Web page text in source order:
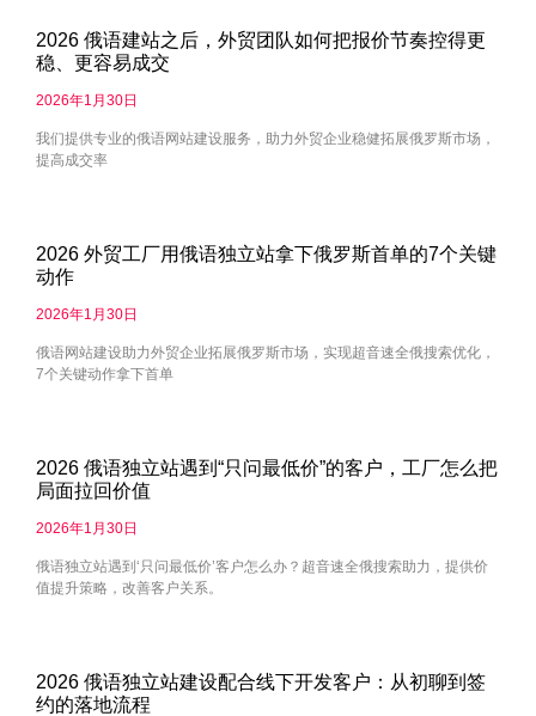
2026 俄语建站之后，外贸团队如何把报价节奏控得更
稳、更容易成交
2026年1月30日
我们提供专业的俄语网站建设服务，助力外贸企业稳健拓展俄罗斯市场，
提高成交率
2026 外贸工厂用俄语独立站拿下俄罗斯首单的7个关键
动作
2026年1月30日
俄语网站建设助力外贸企业拓展俄罗斯市场，实现超音速全俄搜索优化，
7个关键动作拿下首单
2026 俄语独立站遇到“只问最低价”的客户，工厂怎么把
局面拉回价值
2026年1月30日
俄语独立站遇到‘只问最低价’客户怎么办？超音速全俄搜索助力，提供价
值提升策略，改善客户关系。
2026 俄语独立站建设配合线下开发客户：从初聊到签
约的落地流程